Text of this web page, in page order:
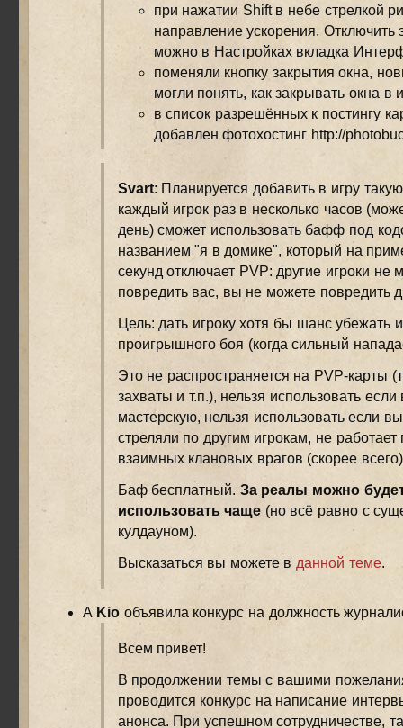
при нажатии Shift в небе стрелкой
направление ускорения. Отключить
можно в Настройках вкладка
поменяли кнопку закрытия окна,
могли понять, как закрывать окна в
в список разрешённых к постингу
добавлен фотохостинг http://
Svart: Планируется добавить в игру
каждый игрок раз в несколько часов
день) сможет использовать бафф под
названием "я в домике", который на
секунд отключает PVP: другие игроки не
повредить вас, вы не можете повредить
Цель: дать игроку хотя бы шанс убежать
проигрышного боя (когда сильный
Это не распространяется на PVP-карты
захваты и т.п.), нельзя использовать
мастерскую, нельзя использовать если
стреляли по другим игрокам, не работает
взаимных клановых врагов (скорее
Баф бесплатный. За реалы можно
использовать чаще (но всё равно с
кулдауном).
Высказаться вы можете в данной теме.
А Kio объявила конкурс на должность
Всем привет!
В продолжении темы с вашими
проводится конкурс на написание
анонса. При успешном сотрудничестве,